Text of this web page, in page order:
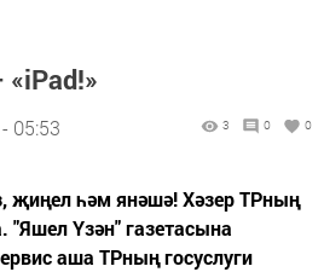
05:53 3 0 0
җиңел һәм янәшә! Хәзер ТРның
"Яшел Үзән" газетасына
аша ТРның госуслуги